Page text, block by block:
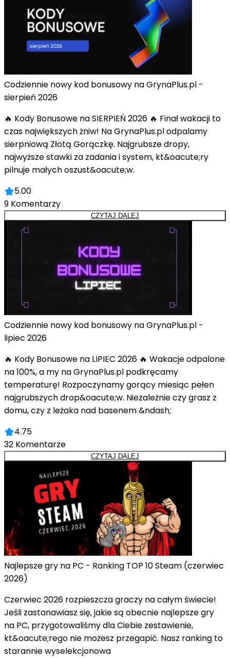
Codziennie nowy kod bonusowy na GrynaPlus.pl -
sierpień 2026
🔥 Kody Bonusowe na SIERPIEŃ 2026 🔥 Finał wakacji to
czas największych żniw! Na GrynaPlus.pl odpalamy
sierpniową Złotą Gorączkę. Najgrubsze dropy,
najwyższe stawki za zadania i system, kt&oacute;ry
pilnuje małych oszust&oacute;w.
5.00
9 Komentarzy
CZYTAJ DALEJ
Codziennie nowy kod bonusowy na GrynaPlus.pl -
lipiec 2026
🔥 Kody Bonusowe na LIPIEC 2026 🔥 Wakacje odpalone
na 100%, a my na GrynaPlus.pl podkręcamy
temperaturę! Rozpoczynamy gorący miesiąc pełen
najgrubszych drop&oacute;w. Niezależnie czy grasz z
domu, czy z leżaka nad basenem &ndash;
4.75
32 Komentarze
CZYTAJ DALEJ
Najlepsze gry na PC - Ranking TOP 10 Steam (czerwiec
2026)
Czerwiec 2026 rozpieszcza graczy na całym świecie!
Jeśli zastanawiasz się, jakie są obecnie najlepsze gry
na PC, przygotowaliśmy dla Ciebie zestawienie,
kt&oacute;rego nie możesz przegapić. Nasz ranking to
starannie wyselekcjonowa